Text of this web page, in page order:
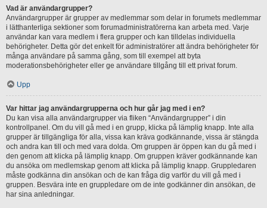
Vad är användargrupper?
Användargrupper är grupper av medlemmar som delar in forumets medlemmar
i lätthanterliga sektioner som forumadministratörerna kan arbeta med. Varje
användar kan vara medlem i flera grupper och kan tilldelas individuella
behörigheter. Detta gör det enkelt för administratörer att ändra behörigheter för
många användare på samma gång, som till exempel att byta
moderationsbehörigheter eller ge användare tillgång till ett privat forum.
Upp
Var hittar jag användargrupperna och hur går jag med i en?
Du kan visa alla användargrupper via fliken “Användargrupper” i din
kontrollpanel. Om du vill gå med i en grupp, klicka på lämplig knapp. Inte alla
grupper är tillgängliga för alla, vissa kan kräva godkännande, vissa är stängda
och andra kan till och med vara dolda. Om gruppen är öppen kan du gå med i
den genom att klicka på lämplig knapp. Om gruppen kräver godkännande kan
du ansöka om medlemskap genom att klicka på lämplig knapp. Gruppledaren
måste godkänna din ansökan och de kan fråga dig varför du vill gå med i
gruppen. Besvära inte en gruppledare om de inte godkänner din ansökan, de
har sina anledningar.